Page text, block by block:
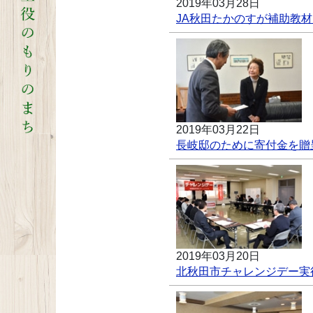
2019年03月28日
JA秋田たかのすが補助教
2019年03月22日
長岐邸のために寄付金を贈
2019年03月20日
北秋田市チャレンジデー実